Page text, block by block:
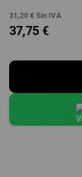
31,20 € Sin IVA
37,75 €